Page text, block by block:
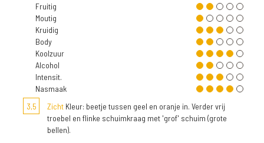
Fruitig
Moutig
Kruidig
Body
Koolzuur
Alcohol
Intensit.
Nasmaak
3,5
Zicht Kleur: beetje tussen geel en oranje in. Verder vrij
troebel en flinke schuimkraag met 'grof' schuim (grote
bellen).